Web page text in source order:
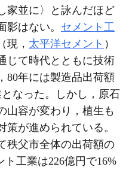
家並に〉と詠んだほど
はない。 セメント工
（現， 太平洋セメント ）
じて時代とともに技術
80年には製造品出荷額
なった。しかし，原石
山容が変わり，植生も
が進められている。
秩父市全体の出荷額の
ト工業は226億円で16%